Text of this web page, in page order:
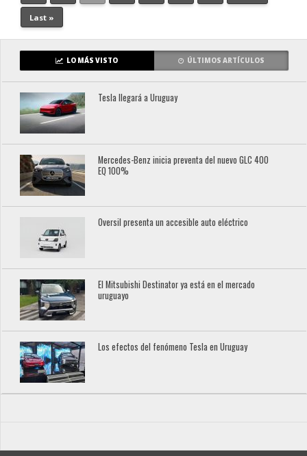
Last »
LO MÁS VISTO ÚLTIMOS ARTÍCULOS
Tesla llegará a Uruguay
Mercedes-Benz inicia preventa del nuevo GLC 400
EQ 100%
Oversil presenta un accesible auto eléctrico
El Mitsubishi Destinator ya está en el mercado
uruguayo
Los efectos del fenómeno Tesla en Uruguay